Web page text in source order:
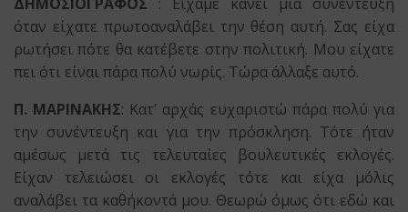
όταν είχατε πρωτοαναλάβει την θέση αυτή. Σας είχα
ρωτήσει πότε θα κατέβετε στην πολιτική. Μου είχατε
πει ότι είναι πάρα πολύ νωρίς. Τώρα άλλαξε αυτό.
Π. ΜΑΡΙΝΑΚΗΣ: Κατ’ αρχάς ευχαριστώ πάρα πολύ για
την συνέντευξη και για την πρόσκληση. Τότε ήταν
αμέσως μετά τις τελευταίες βουλευτικές εκλογές.
Είχαν τελειώσει οι εκλογές τότε και είχα μόλις
αναλάβει τα καθήκοντά μου. Θεωρώ όμως ότι εδώ και